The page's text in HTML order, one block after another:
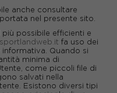
anche consultare
nel presente sito.
possibile efficienti e
fa uso dei
Quando si
minima di
come piccoli file di
salvati nella
Esistono diversi tipi